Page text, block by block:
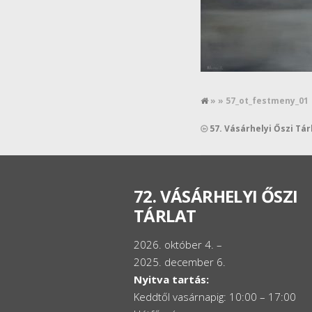
» » 57_ot_festmeny_01
57. Vásárhelyi Őszi
72. VÁSÁRHELYI ŐSZI
TÁRLAT
2026. október 4. –
2025. december 6.
Nyitva tartás:
Keddtől vasárnapig: 10:00 – 17:00